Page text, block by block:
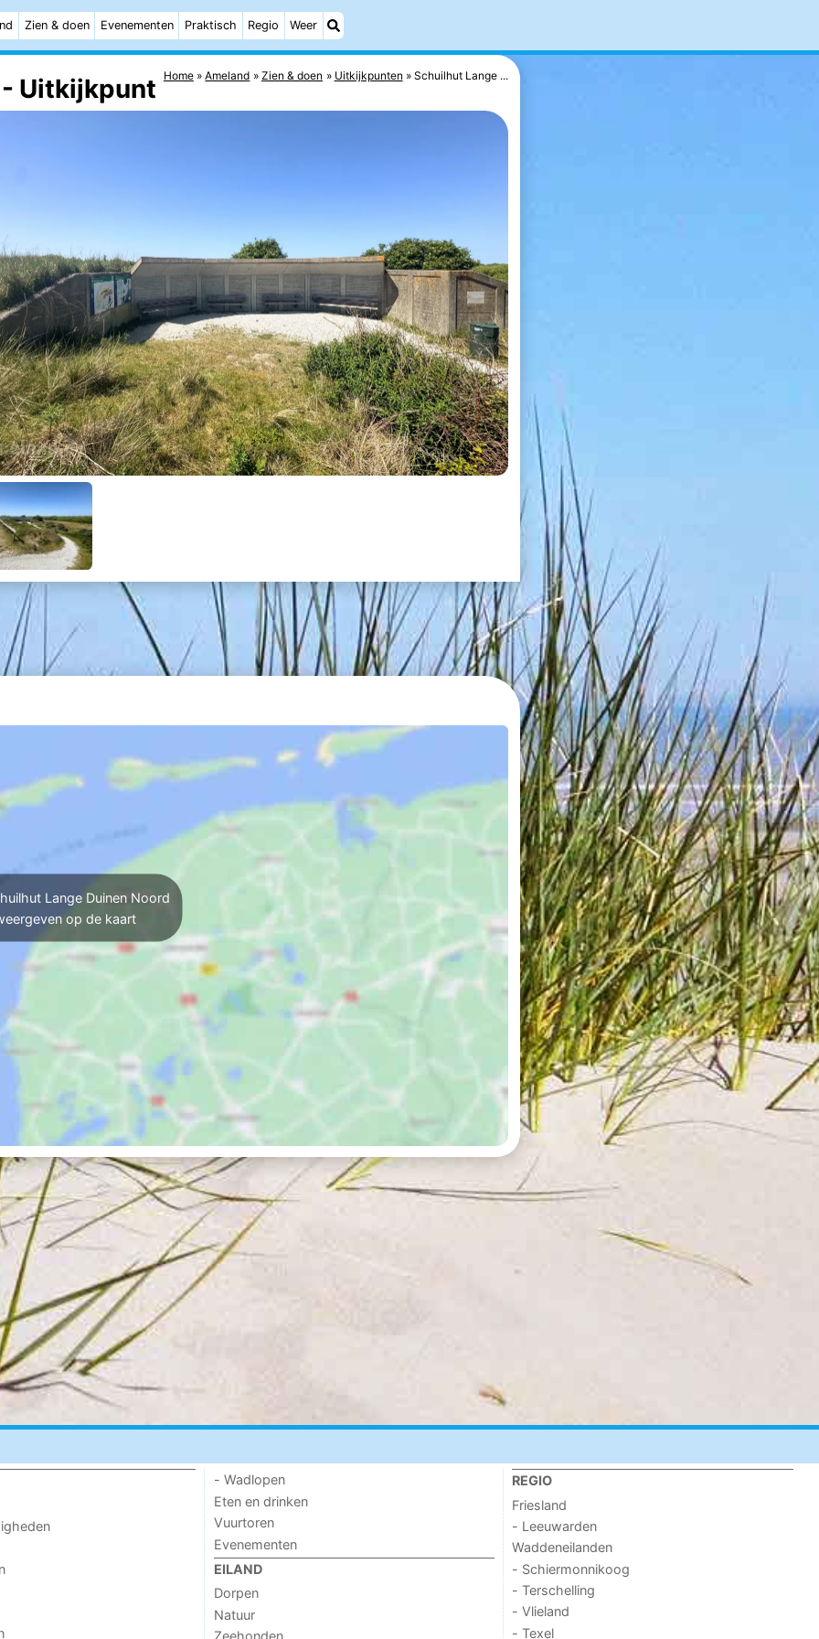
Zien & doen Evenementen Praktisch Regio Weer
Home Ameland Zien & doen Uitkijkpunten Schuilhut Lange ...
- Uitkijkpunt
Lange Duinen Noord
op de kaart
- Wadlopen
Eten en drinken
Vuurtoren
Evenementen
EILAND
Dorpen
Natuur
Zeehonden
REGIO
Friesland
- Leeuwarden
Waddeneilanden
- Schiermonnikoog
- Terschelling
- Vlieland
- Texel